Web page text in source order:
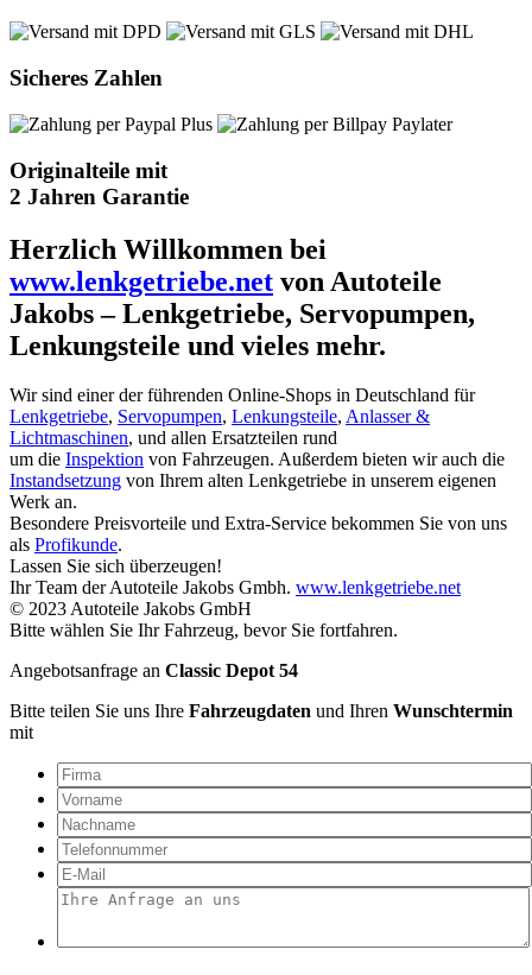
Sicheres Zahlen
Originalteile mit
2 Jahren Garantie
Herzlich Willkommen bei
www.lenkgetriebe.net von Autoteile
Jakobs – Lenkgetriebe, Servopumpen,
Lenkungsteile und vieles mehr.
Wir sind einer der führenden Online-Shops in Deutschland für
Lenkgetriebe, Servopumpen, Lenkungsteile, Anlasser &
Lichtmaschinen, und allen Ersatzteilen rund
um die Inspektion von Fahrzeugen. Außerdem bieten wir auch die
Instandsetzung von Ihrem alten Lenkgetriebe in unserem eigenen
Werk an.
Besondere Preisvorteile und Extra-Service bekommen Sie von uns
als Profikunde.
Lassen Sie sich überzeugen!
Ihr Team der Autoteile Jakobs Gmbh. www.lenkgetriebe.net
© 2023 Autoteile Jakobs GmbH
Bitte wählen Sie Ihr Fahrzeug, bevor Sie fortfahren.
Angebotsanfrage an Classic Depot 54
Bitte teilen Sie uns Ihre Fahrzeugdaten und Ihren Wunschtermin
mit